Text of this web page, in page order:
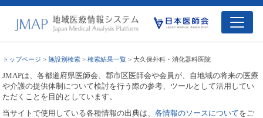
トップページ >施設別検索 >検索結果一覧 > 大久保外科・消化器科医院
JMAPは、各都道府県医師会、郡市区医師会や会員が、自地域の将来の医療
や介護の提供体制について検討を行う際の参考、ツールとして活用してい
ただくことを目的としています。
当サイトで使用している各種情報の出典は、各情報のソースについてをご